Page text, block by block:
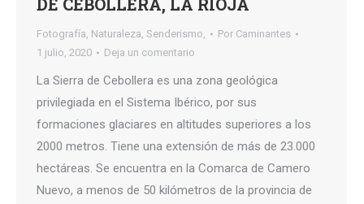
DE CEBOLLERA, LA RIOJA
Fotografía, Naturaleza, Senderismo, Por Caminantes
1 julio, 2020
Deja un comentario
La Sierra de Cebollera es una zona geológica
privilegiada en el Sistema Ibérico, por sus
formaciones glaciares en altitudes superiores a los
2000 metros. Tiene una extensión de más de 23.000
hectáreas. Se encuentra en la Comarca de Camero
Nuevo, a menos de 50 kilómetros de la provincia de